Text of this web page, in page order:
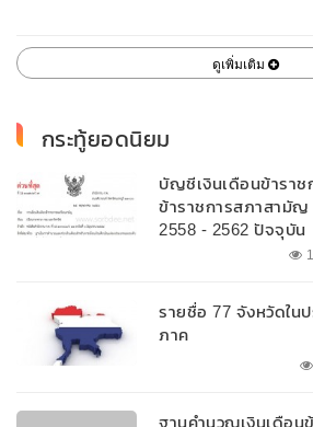
ดูเพิ่มเติม
กระทู้ยอดนิยม
บัญชีเงินเดือนข้ารา
ข้าราชการสภาสามั
2558 - 2562 ปัจจุบัน
รายชื่อ 77 จังหวัดใน
ภาค